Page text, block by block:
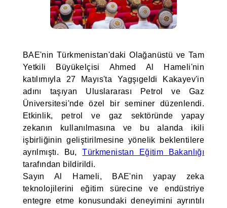
BAE'nin Türkmenistan'daki Olağanüstü ve Tam
Yetkili Büyükelçisi Ahmed Al Hameli'nin
katılımıyla 27 Mayıs'ta Yagşıgeldi Kakayev'in
adını taşıyan Uluslararası Petrol ve Gaz
Üniversitesi'nde özel bir seminer düzenlendi.
Etkinlik, petrol ve gaz sektöründe yapay
zekanın kullanılmasına ve bu alanda ikili
işbirliğinin geliştirilmesine yönelik beklentilere
ayrılmıştı. Bu,Türkmenistan Eğitim Bakanlığı
tarafından bildirildi.
Sayın Al Hameli, BAE'nin yapay zeka
teknolojilerini eğitim sürecine ve endüstriye
entegre etme konusundaki deneyimini ayrıntılı